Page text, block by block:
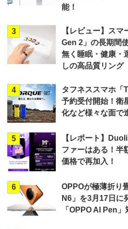
能！
3
【レビュー】ス
Gen 2」の長期間
無く睡眠・健康・
しの高品質リング
4
タフネススマホ「
予約受付開始！衛
化など様々な面で
5
【レポート】
ファーはある！半
価格で再加入！
6
OPPOが極薄折り
N6」を3月17日に
「OPPO AI Pen」